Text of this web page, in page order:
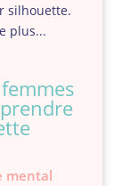
silhouette.
plus...
mental